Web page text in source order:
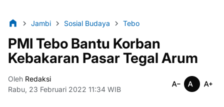
Jambi Sosial Budaya Tebo
PMI Tebo Bantu Korban
Kebakaran Pasar Tegal Arum
Oleh Redaksi
Rabu, 23 Februari 2022 11:34 WIB